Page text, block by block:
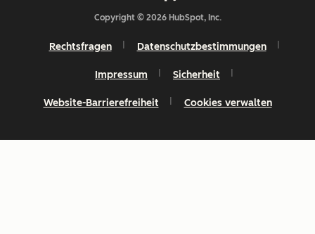
Copyright © 2026 HubSpot, Inc.
Rechtsfragen Datenschutzbestimmungen
Impressum Sicherheit
Website-Barrierefreiheit Cookies verwalten